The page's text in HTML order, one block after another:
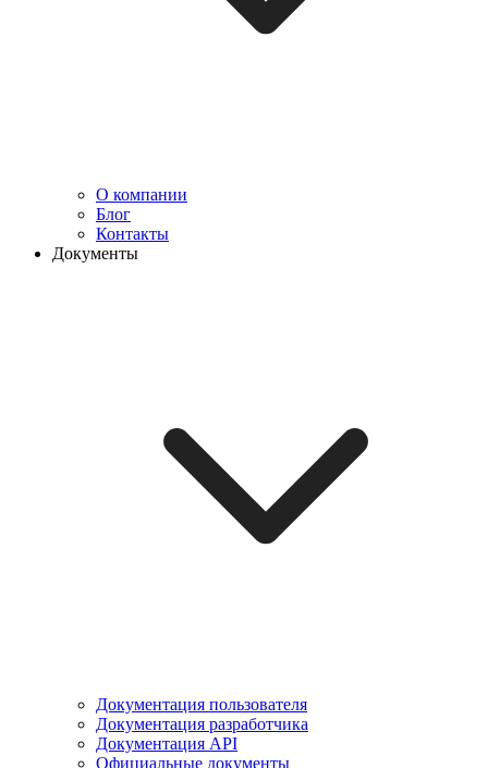
О компании
Блог
Контакты
Документы
Документация пользователя
Документация разработчика
Документация API
Официальные документы